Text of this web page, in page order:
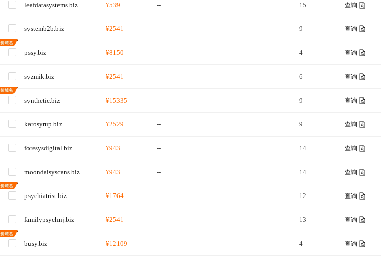
leafdatasystems.biz ¥539 -- 15 查询
systemb2b.biz ¥2541 -- 9 查询
pssy.biz ¥8150 -- 4 查询
syzmik.biz ¥2541 -- 6 查询
synthetic.biz ¥15335 -- 9 查询
karosyrup.biz ¥2529 -- 9 查询
foresysdigital.biz ¥943 -- 14 查询
moondaisyscans.biz ¥943 -- 14 查询
psychiatrist.biz ¥1764 -- 12 查询
familypsychnj.biz ¥2541 -- 13 查询
busy.biz ¥12109 -- 4 查询